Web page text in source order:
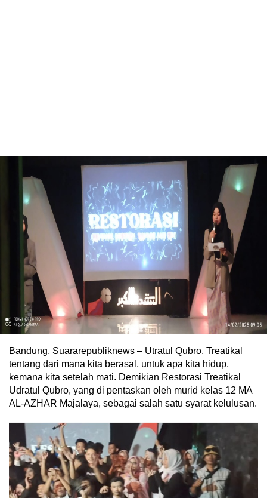
Bandung, Suararepubliknews – Utratul Qubro, Treatikal
tentang dari mana kita berasal, untuk apa kita hidup,
kemana kita setelah mati. Demikian Restorasi Treatikal
Udratul Qubro, yang di pentaskan oleh murid kelas 12 MA
AL-AZHAR Majalaya, sebagai salah satu syarat kelulusan.